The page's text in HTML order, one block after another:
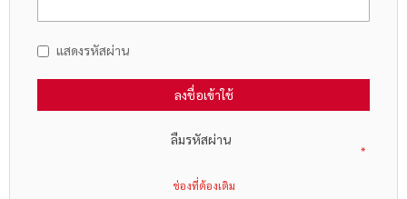
แสดงรหัสผ่าน
ลงชื่อเข้าใช้
ลืมรหัสผ่าน